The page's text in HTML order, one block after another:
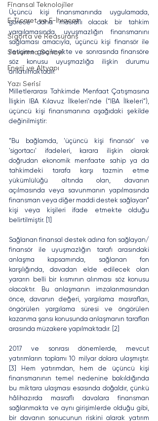
Finansal Teknolojiler
E-Ticaret ve E-İhracat
Sigorta ve Reasürans
Savunma Sanayi
Enerji ve Altyapı
Yazı Serisi
Üçüncü kişi finansmanında uygulamada,
görece daha masraflı olacak bir tahkim
yargılamasında, uyuşmazlığın finansmanını
sağlaması amacıyla, üçüncü kişi finansör ile
iletişime geçilmekte ve sonrasında finansöre
söz konusu uyuşmazlığa ilişkin durumu
anlatılmaktadır.
Milletlerarası Tahkimde Menfaat Çatışmasına
İlişkin IBA Kılavuz İlkeleri’nde (“IBA İlkeleri”),
üçüncü kişi finansmanına aşağıdaki şekilde
değinilmiştir:
“Bu bağlamda, 'üçüncü kişi finansör' ve
'sigortacı' ifadeleri, karara ilişkin olarak
doğrudan ekonomik menfaate sahip ya da
tahkimdeki tarafa karşı tazmin etme
yükümlülüğü altında olan, davanın
açılmasında veya savunmanın yapılmasında
finansman veya diğer maddi destek sağlayan”
kişi veya kişileri ifade etmekte olduğu
belirtilmiştir. [1]
Sağlanan finansal destek adına fon sağlayan/
finansör ile uyuşmazlığın tarafı arasındaki
anlaşma kapsamında, sağlanan fon
karşılığında, davadan elde edilecek olan
yararın belli bir kısmının alınması söz konusu
olacaktır. Bu anlaşmanın imzalanmasından
önce, davanın değeri, yargılama masrafları,
öngörülen yargılama süresi ve öngörülen
kazanma şansı konusunda anlaşmanın tarafları
arasında müzakere yapılmaktadır. [2]
2017 ve sonrası dönemlerde, mevcut
yatırımların toplamı 10 milyar dolara ulaşmıştır.
[3] Hem yatırımdan, hem de üçüncü kişi
finansmanının temel nedenine bakıldığında
bu miktara ulaşması esasında doğaldır, çünkü
hâlihazırda masraflı davalara finansman
sağlanmakta ve aynı girişimlerde olduğu gibi,
bir davanın sonucunun riskini alarak yatırım